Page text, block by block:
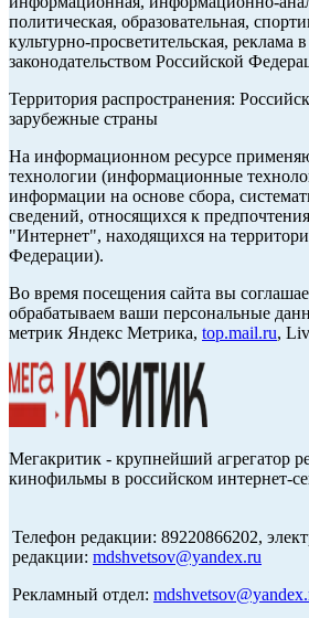
политическая, образовательная,
культурно-просветительская, реклама
законодательством Российской
Территория распространения:
зарубежные страны
На информационном ресурсе
технологии (информационные
информации на основе сбора,
сведений, относящихся к
"Интернет", находящихся на
Федерации).
Во время посещения сайта вы
обрабатываем ваши персональные
метрик Яндекс Метрика, top.mail.ru,
Мегакритик - крупнейший агрегатор
кинофильмы в российском интернет-
Телефон редакции: 89220866202,
редакции: mdshvetsov@yandex.ru
Рекламный отдел: